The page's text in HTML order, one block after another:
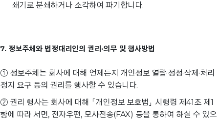
쇄기로 분쇄하거나 소각하여 파기합니다.
7. 정보주체와 법정대리인의 권리·의무 및 행사방법
① 정보주체는 회사에 대해 언제든지 개인정보 열람·정정·삭제·처리
정지 요구 등의 권리를 행사할 수 있습니다.
② 권리 행사는 회사에 대해 「개인정보 보호법」 시행령 제41조 제1
항에 따라 서면, 전자우편, 모사전송(FAX) 등을 통하여 하실 수 있으